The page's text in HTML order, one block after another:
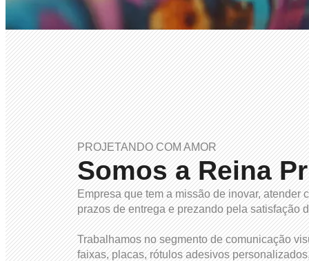
PROJETANDO COM AMOR
Somos a Reina
Empresa que tem a missão de inovar, atender
prazos de entrega e prezando pela satisfação
Trabalhamos no segmento de comunicação
faixas, placas, rótulos adesivos